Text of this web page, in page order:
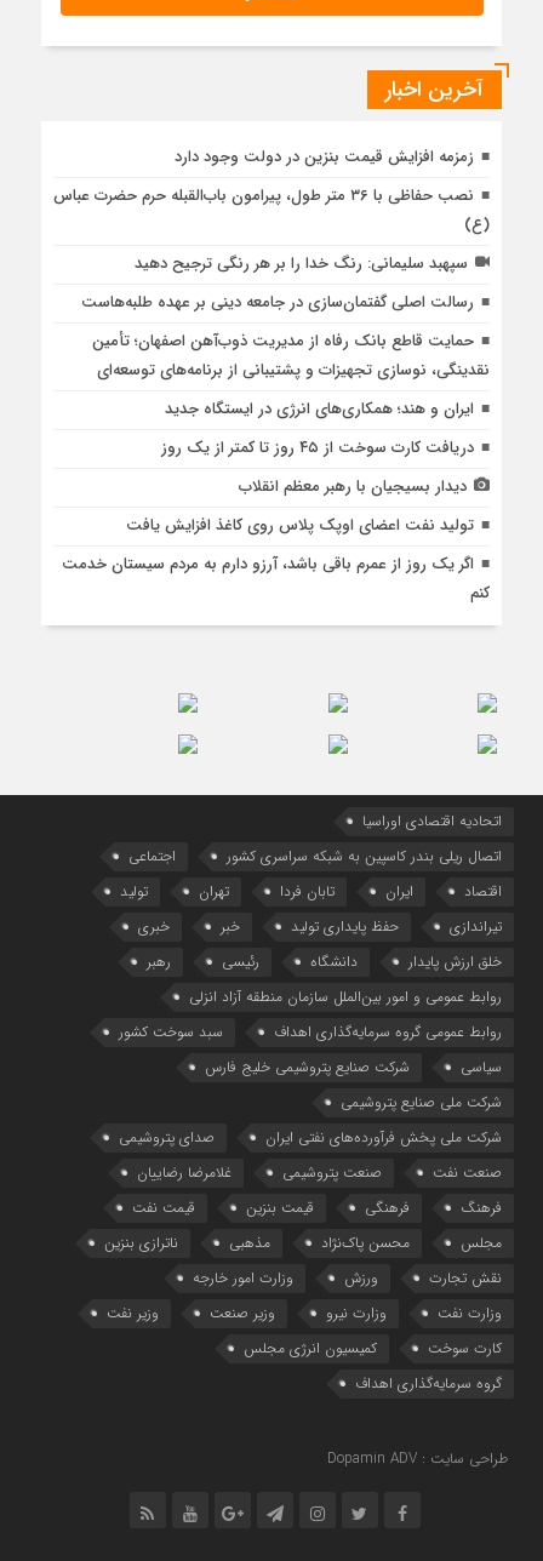
آخرین اخبار
زمزمه افزایش قیمت بنزین در دولت وجود دارد
نصب حفاظی با ۳۶ متر طول، پیرامون باب‌القبله حرم حضرت عباس
(ع)
سپهبد سلیمانی: رنگ خدا را بر هر رنگی ترجیح دهید
رسالت اصلی گفتمان‌سازی در جامعه دینی بر عهده طلبه‌هاست
حمایت قاطع بانک رفاه از مدیریت ذوب‌آهن اصفهان؛ تأمین
نقدینگی، نوسازی تجهیزات و پشتیبانی از برنامه‌های توسعه‌ای
ایران و هند؛ همکاری‌های انرژی در ایستگاه جدید
دریافت کارت سوخت از ۴۵ روز تا کمتر از یک روز
دیدار بسیجیان با رهبر معظم انقلاب
تولید نفت اعضای اوپک پلاس روی کاغذ افزایش یافت
اگر یک روز از عمرم باقی باشد، آرزو دارم به مردم سیستان خدمت
کنم
اتحادیه اقتصادی اوراسیا
اتصال ریلی بندر کاسپین به شبکه سراسری کشور
اجتماعی
اقتصاد
ایران تابان فردا تهران
تولید
تیراندازی
حفظ پایداری تولید خبر
خبری
خلق ارزش پایدار
دانشگاه رئیسی
رهبر
روابط عمومی و امور بین‌الملل سازمان منطقه آزاد انزلی
روابط عمومی گروه سرمایه‌گذاری اهداف
سبد سوخت کشور
سیاسی
شرکت صنایع پتروشیمی خلیج فارس
شرکت ملی صنایع پتروشیمی
شرکت ملی پخش فرآورده‌های نفتی ایران
صدای پتروشیمی
صنعت نفت
صنعت پتروشیمی
غلامرضا رضاییان
فرهنگ
فرهنگی قیمت بنزین
قیمت نفت
مجلس
محسن پاک‌نژاد مذهبی
ناترازی بنزین
نقش تجارت
ورزش
وزارت امور خارجه
وزارت نفت
وزارت نیرو وزیر صنعت
وزیر نفت
کارت سوخت
کمیسیون انرژی مجلس
گروه سرمایه‌‌گذاری اهداف
طراحی سایت : Dopamin ADV